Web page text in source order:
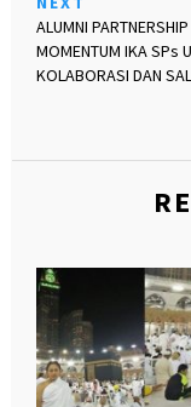
ALUMNI
MOMENTUM IKA SPs
KOLABORASI DAN